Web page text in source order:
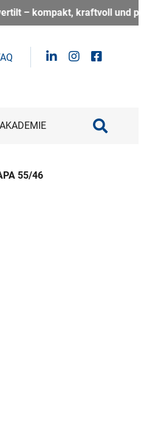
perfekt für alle, die auf
AKADEMIE
55/46